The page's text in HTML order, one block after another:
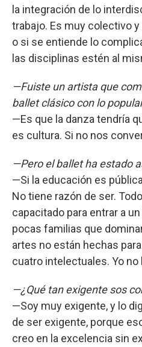
la integración de lo
trabajo. Es muy colectivo
o si se entiende lo
las disciplinas estén al
—Fuiste un artista que
ballet clásico con lo
—Es que la danza tendría
es cultura. Si no nos
—Pero el ballet ha estado
—Si la educación es
No tiene razón de ser.
capacitado para entrar a
pocas familias que
artes no están hechas
cuatro intelectuales. Yo no
—¿Qué tan exigente sos
—Soy muy exigente, y lo
de ser exigente, porque
creo en la excelencia sin